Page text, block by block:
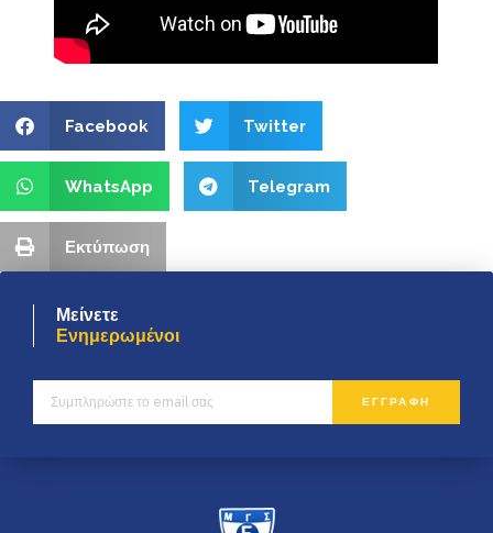
Facebook Twitter
WhatsApp Telegram
Εκτύπωση
Μείνετε
Ενημερωμένοι
ΕΓΓΡΑΦΗ